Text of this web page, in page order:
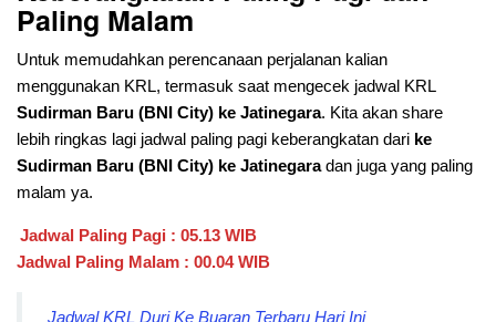
Paling Malam
Untuk memudahkan perencanaan perjalanan kalian
menggunakan KRL, termasuk saat mengecek jadwal KRL
Sudirman Baru (BNI City) ke Jatinegara. Kita akan share
lebih ringkas lagi jadwal paling pagi keberangkatan dari ke
Sudirman Baru (BNI City) ke Jatinegaradan juga yang paling
malam ya.
Jadwal Paling Pagi : 05.13 WIB
Jadwal Paling Malam : 00.04 WIB
Jadwal KRL Duri Ke Buaran Terbaru Hari Ini